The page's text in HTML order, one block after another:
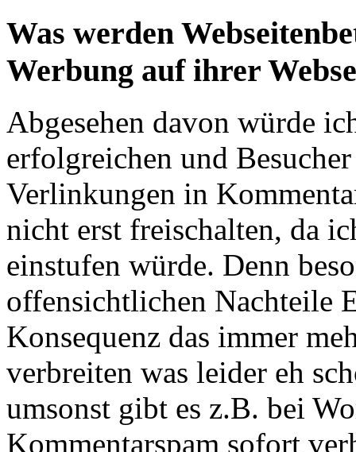
Was werden
Werbung auf ihrer
Abgesehen davon würde
erfolgreichen und
Verlinkungen in
nicht erst freischalten, da
einstufen würde. Denn
offensichtlichen Nachteile
Konsequenz das immer
verbreiten was leider eh
umsonst gibt es z.B. bei
Kommentarspam sofort